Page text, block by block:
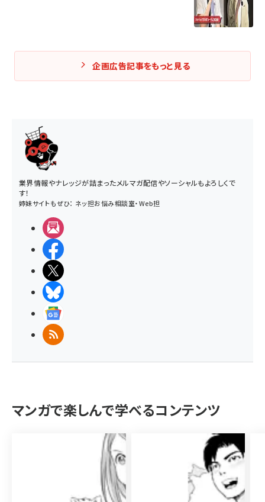
業界情報やナレッジが詰まったメルマガ配信やソーシャルもよろしくで
す！
姉妹サイトもぜひ： ネッ担お悩み相談室・Web担
RSS
企画広告記事をもっと見る
マンガで楽しんで学べるコンテンツ